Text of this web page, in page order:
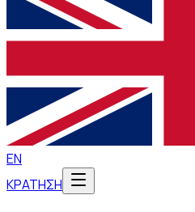
EN
ΚΡΑΤΗΣΗ